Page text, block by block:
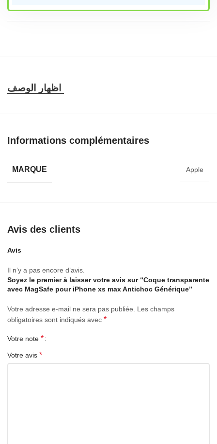
Informations complémentaires
MARQUE Apple
Avis des clients
Avis
Il n’y a pas encore d’avis.
Soyez le premier à laisser votre avis sur “Coque transparente
avec MagSafe pour iPhone xs max Antichoc Générique”
Votre adresse e-mail ne sera pas publiée.
Les champs
obligatoires sont indiqués avec *
Votre note *
Votre avis *